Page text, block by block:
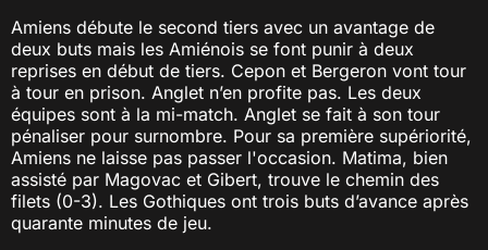
Amiens débute le second tiers avec un avantage de
deux buts mais les Amiénois se font punir à deux
reprises en début de tiers. Cepon et Bergeron vont tour
à tour en prison. Anglet n’en profite pas. Les deux
équipes sont à la mi-match. Anglet se fait à son tour
pénaliser pour surnombre. Pour sa première supériorité,
Amiens ne laisse pas passer l'occasion. Matima, bien
assisté par Magovac et Gibert, trouve le chemin des
filets (0-3). Les Gothiques ont trois buts d’avance après
quarante minutes de jeu.